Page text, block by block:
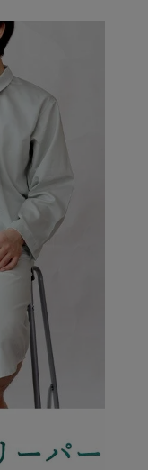
起毛/フランネル
ルームウェア
カタログギフト
り
ない